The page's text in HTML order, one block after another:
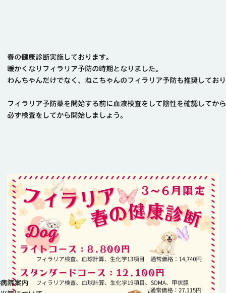
病院案内
春の健康診断実施しております。
暖かくなりフィラリア予防の時期となりました。
わんちゃんだけでなく、ねこちゃんのフィラリア予防も推奨してお
フィラリア予防薬を開始する前に血液検査をして陰性を確認してか